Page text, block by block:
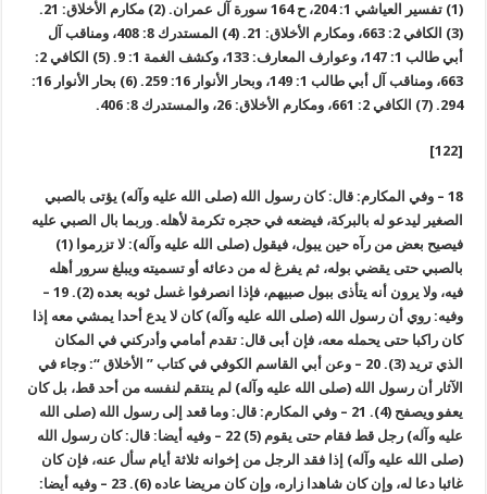
(1) تفسير العياشي 1: 204، ح 164 سورة آل عمران. (2) مكارم الأخلاق: 21.
(3) الكافي 2: 663، ومكارم الأخلاق: 21. (4) المستدرك 8: 408، ومناقب آل
أبي طالب 1: 147، وعوارف المعارف: 133، وكشف الغمة 1: 9. (5) الكافي 2:
663، ومناقب آل أبي طالب 1: 149، وبحار الأنوار 16: 259. (6) بحار الأنوار 16:
294. (7) الكافي 2: 661، ومكارم الأخلاق: 26، والمستدرك 8: 406.
[122]
18 – وفي المكارم: قال: كان رسول الله (صلى الله عليه وآله) يؤتى بالصبي
الصغير ليدعو له بالبركة، فيضعه في حجره تكرمة لأهله. وربما بال الصبي عليه
فيصيح بعض من رآه حين يبول، فيقول (صلى الله عليه وآله): لا تزرموا (1)
بالصبي حتى يقضي بوله، ثم يفرغ له من دعائه أو تسميته ويبلغ سرور أهله
فيه، ولا يرون أنه يتأذى ببول صبيهم، فإذا انصرفوا غسل ثوبه بعده (2). 19 –
وفيه: روي أن رسول الله (صلى الله عليه وآله) كان لا يدع أحدا يمشي معه إذا
كان راكبا حتى يحمله معه، فإن أبى قال: تقدم أمامي وأدركني في المكان
الذي تريد (3). 20 – وعن أبي القاسم الكوفي في كتاب ” الأخلاق “: وجاء في
الآثار أن رسول الله (صلى الله عليه وآله) لم ينتقم لنفسه من أحد قط، بل كان
يعفو ويصفح (4). 21 – وفي المكارم: قال: وما قعد إلى رسول الله (صلى الله
عليه وآله) رجل قط فقام حتى يقوم (5) 22 – وفيه أيضا: قال: كان رسول الله
(صلى الله عليه وآله) إذا فقد الرجل من إخوانه ثلاثة أيام سأل عنه، فإن كان
غائبا دعا له، وإن كان شاهدا زاره، وإن كان مريضا عاده (6). 23 – وفيه أيضا: